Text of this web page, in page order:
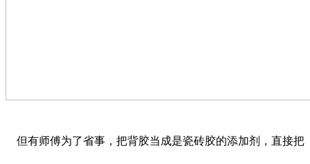
但有师傅为了省事，把背胶当成是瓷砖胶的添加剂，直接把